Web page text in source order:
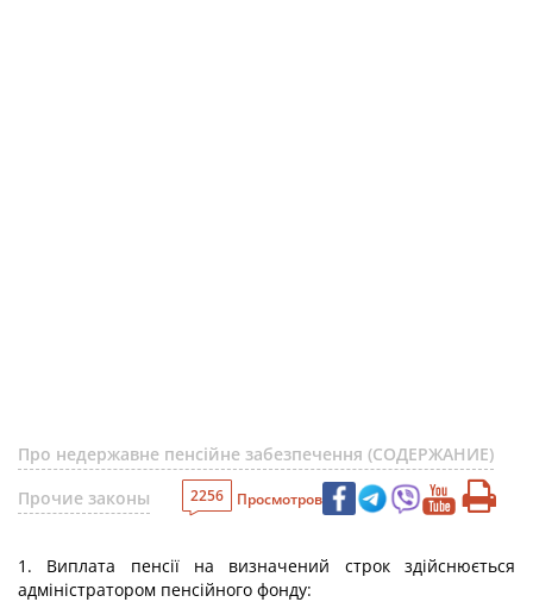
Про недержавне пенсійне забезпечення (СОДЕРЖАНИЕ)
Прочие законы
2256 Просмотров
1. Виплата пенсії на визначений строк здійснюється
адміністратором пенсійного фонду: